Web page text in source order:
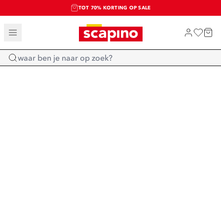
TOT 70% KORTING OP SALE
SALE: LAATSTE KANS!
SHOP NIEUW
Home